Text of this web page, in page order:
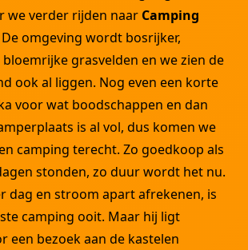
we verder rijden naar Camping
De omgeving wordt bosrijker,
grasvelden en we zien de
ook al liggen. Nog even een korte
voor wat boodschappen en dan
is al vol, dus komen we
camping terecht. Zo goedkoop als
stonden, zo duur wordt het nu.
dag en stroom apart afrekenen, is
camping ooit. Maar hij ligt
een bezoek aan de kastelen